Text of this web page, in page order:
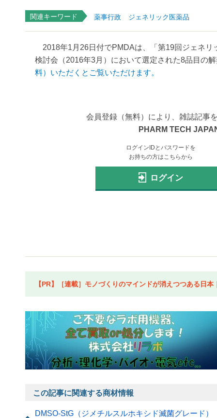
関連キーワード 薬事行政 ジェネリック医薬品
2018年1月26日付でPMDAは、「第19回ジェネ
検討会（2016年3月）において選定された8品目の
料）いただくとご覧いただけます。
会員登録（無料）により、雑誌記事
PHARM TECH
ログインIDとパスワードを
お持ちの方はこちらから
ログイン
【PR】［連載］モノづくりのマインドが消えつつある日
この記事に関連する商材情報
DMSO-StG（ジメチルスルホキシド滅菌グレード）